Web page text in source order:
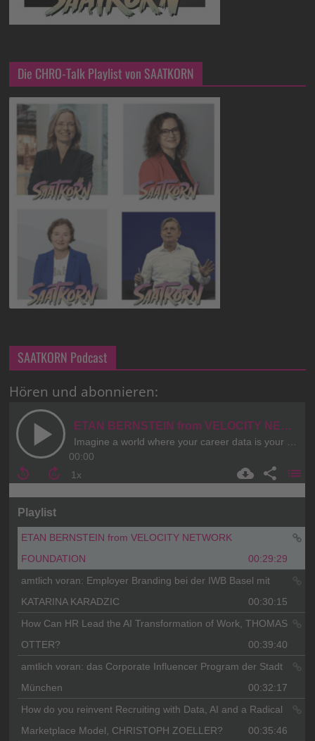
Die CHRO-Talk Playlist von SAATKORN
SAATKORN Podcast
Hören und abonnieren: